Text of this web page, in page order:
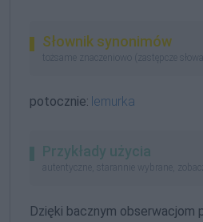
Słownik synonimów
tożsame znaczeniowo (zastępcze słowa)
potocznie: lemurka
Przykłady użycia
autentyczne, starannie wybrane,
Dzięki bacznym obserwacjom